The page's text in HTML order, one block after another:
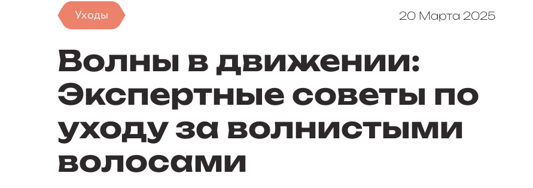
Уходы 20 Марта 2025
Волны в движении:
Экспертные советы по
уходу за волнистыми
волосами